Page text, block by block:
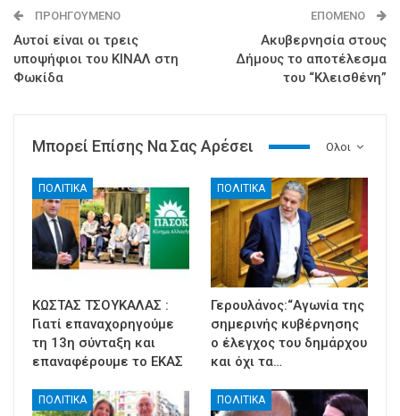
ΠΡΟΗΓΟΎΜΕΝΟ
Αυτοί είναι οι τρεις
υποψήφιοι του ΚΙΝΑΛ στη
Φωκίδα
ΕΠΌΜΕΝΟ
Ακυβερνησία στους
Δήμους το αποτέλεσμα
του “Κλεισθένη”
Ολοι
Μπορεί Επίσης Να Σας Αρέσει
ΠΟΛΙΤΙΚΑ
ΚΩΣΤΑΣ ΤΣΟΥΚΑΛΑΣ :
Γιατί επαναχορηγούμε
τη 13η σύνταξη και
επαναφέρουμε το ΕΚΑΣ
ΠΟΛΙΤΙΚΑ
Γερουλάνος:“Αγωνία της
σημερινής κυβέρνησης
ο έλεγχος του δημάρχου
και όχι τα…
ΠΟΛΙΤΙΚΑ ΠΟΛΙΤΙΚΑ